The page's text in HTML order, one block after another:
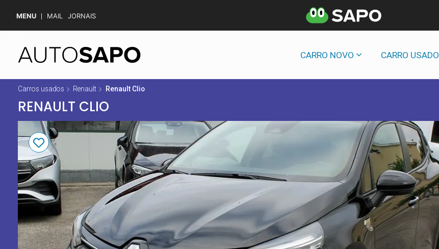
MENU MAIL JORNAIS
CARRO NOVO CARRO USADO
Carros usados Renault Renault Clio
RENAULT CLIO